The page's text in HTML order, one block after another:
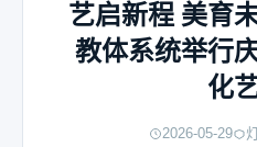
艺启新程 美育
教体系统举行
化
2026-05-29